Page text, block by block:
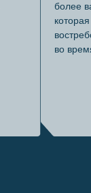
более
во